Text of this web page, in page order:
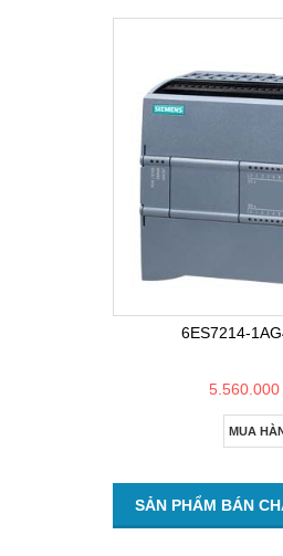
6ES7214-
5.560.000
MUA
SẢN PHẨM BÁN